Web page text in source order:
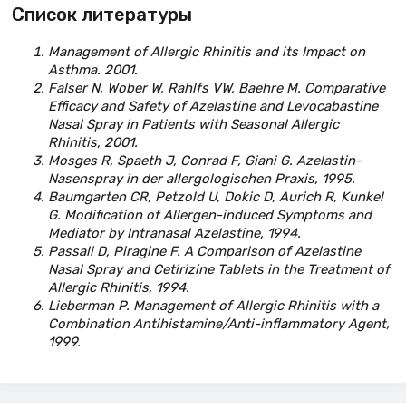
Список литературы
Management of Allergic Rhinitis and its Impact on
Asthma. 2001.
Falser N, Wober W, Rahlfs VW, Baehre M. Comparative
Efficacy and Safety of Azelastine and Levocabastine
Nasal Spray in Patients with Seasonal Allergic
Rhinitis, 2001.
Mosges R, Spaeth J, Conrad F, Giani G. Azelastin-
Nasenspray in der allergologischen Praxis, 1995.
Baumgarten CR, Petzold U, Dokic D, Aurich R, Kunkel
G. Modification of Allergen-induced Symptoms and
Mediator by Intranasal Azelastine, 1994.
Passali D, Piragine F. A Comparison of Azelastine
Nasal Spray and Cetirizine Tablets in the Treatment of
Allergic Rhinitis, 1994.
Lieberman P. Management of Allergic Rhinitis with a
Combination Antihistamine/Anti-inflammatory Agent,
1999.